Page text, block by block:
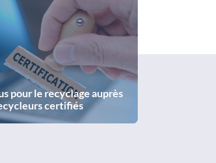
pour le recyclage auprès
certifiés